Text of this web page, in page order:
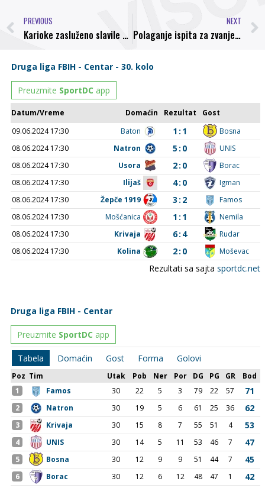
PREVIOUS
Karioke zasluženo slavile u Ilijašu
NEXT
Polaganje ispita za zvanje Entitetski sudac 20.05.2015. godine